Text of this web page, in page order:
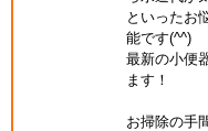
といったお
能です(^^)
最新の小便
ます！
お掃除の手